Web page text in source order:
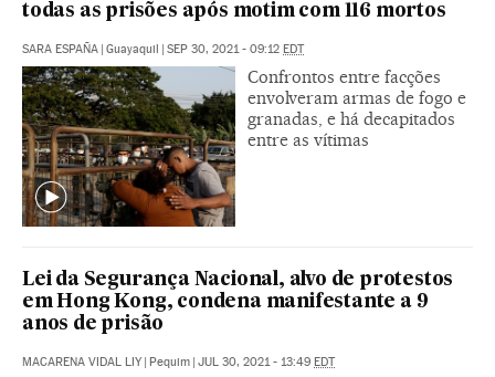
todas as prisões após motim com 116 mortos
SARA ESPAÑA | Guayaquil | SEP 30, 2021 - 09:12 EDT
Confrontos entre facções
envolveram armas de fogo e
granadas, e há decapitados
entre as vítimas
Lei da Segurança Nacional, alvo de protestos
em Hong Kong, condena manifestante a 9
anos de prisão
MACARENA VIDAL LIY | Pequim | JUL 30, 2021 - 13:49 EDT